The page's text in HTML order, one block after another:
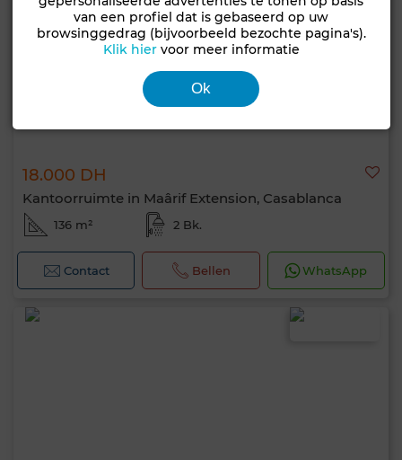
18.000 DH
Kantoorruimte in Maârif Extension, Casablanca
136 m² 2 Bk.
Contact Bellen WhatsApp
van een profiel dat is gebaseerd op uw
browsinggedrag (bijvoorbeeld bezochte pagina's).
Klik hiervoor meer informatie
Ok